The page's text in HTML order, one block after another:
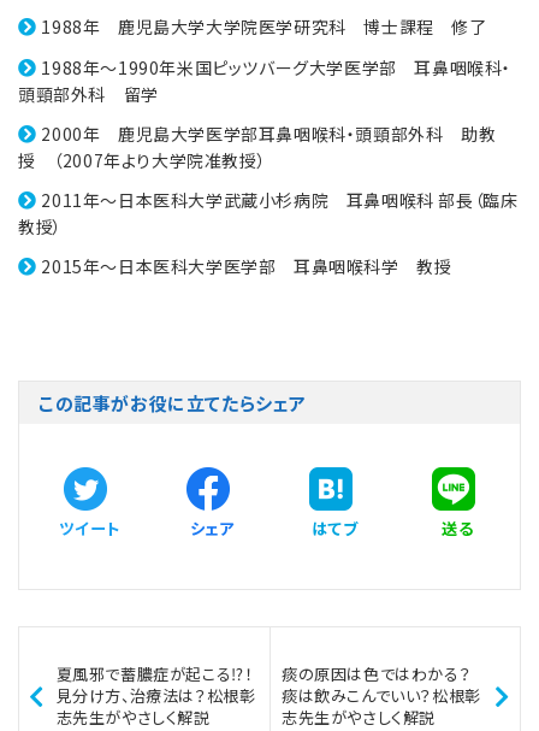
1988年 鹿児島大学大学院医学研究科 博士課程 修了
1988年～1990年米国ピッツバーグ大学医学部 耳鼻咽喉科・
頭頸部外科 留学
2000年 鹿児島大学医学部耳鼻咽喉科・頭頸部外科 助教
授 （2007年より大学院准教授）
2011年～日本医科大学武蔵小杉病院 耳鼻咽喉科 部長（臨床
教授）
2015年～日本医科大学医学部 耳鼻咽喉科学 教授
この記事がお役に立てたらシェア
ツイート シェア はてブ 送る
夏風邪で蓄膿症が起こる⁉！
見分け方、治療法は？松根彰
志先生がやさしく解説
痰の原因は色ではわかる？
痰は飲みこんでいい？松根彰
志先生がやさしく解説